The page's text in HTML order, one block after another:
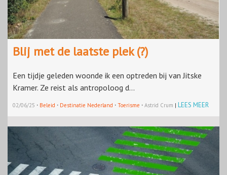
Blij met de laatste plek (?)
Een tijdje geleden woonde ik een optreden bij van Jitske
Kramer. Ze reist als antropoloog d...
02/06/25 · Beleid · Destinatie Nederland · Toerisme · Astrid Crum | LEES MEER